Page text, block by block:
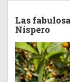
Las
Níspero